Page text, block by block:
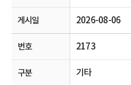
2026-08-06
2173
기타